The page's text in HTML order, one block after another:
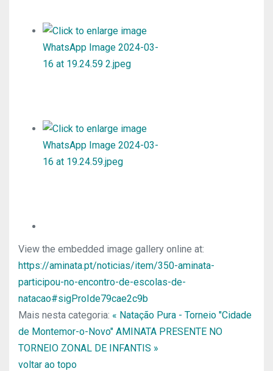
View the embedded image gallery online at:
https://aminata.pt/noticias/item/350-aminata-
participou-no-encontro-de-escolas-de-
natacao#sigProIde79cae2c9b
Mais nesta categoria: « Natação Pura - Torneio "Cidade
de Montemor-o-Novo" AMINATA PRESENTE NO
TORNEIO ZONAL DE INFANTIS »
voltar ao topo